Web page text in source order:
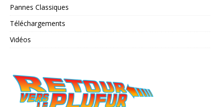
Pannes Classiques
Téléchargements
Vidéos